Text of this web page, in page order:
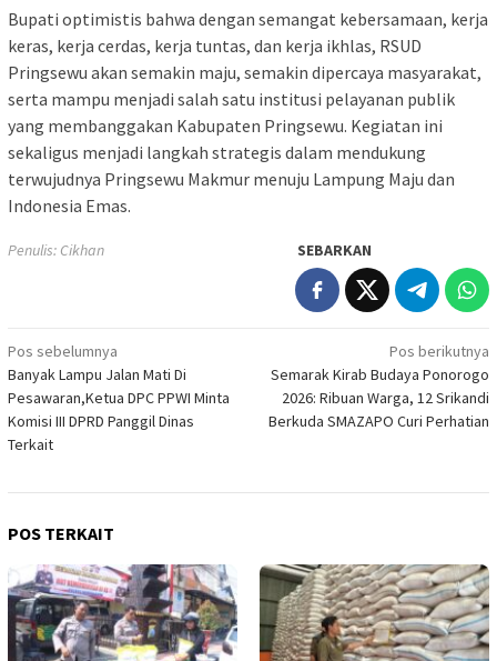
Bupati optimistis bahwa dengan semangat kebersamaan, kerja
keras, kerja cerdas, kerja tuntas, dan kerja ikhlas, RSUD
Pringsewu akan semakin maju, semakin dipercaya masyarakat,
serta mampu menjadi salah satu institusi pelayanan publik
yang membanggakan Kabupaten Pringsewu. Kegiatan ini
sekaligus menjadi langkah strategis dalam mendukung
terwujudnya Pringsewu Makmur menuju Lampung Maju dan
Indonesia Emas.
Penulis: Cikhan SEBARKAN
Navigasi
pos
Pos sebelumnya
Banyak Lampu Jalan Mati Di
Pesawaran,Ketua DPC PPWI Minta
Komisi III DPRD Panggil Dinas
Terkait
Pos berikutnya
Semarak Kirab Budaya Ponorogo
2026: Ribuan Warga, 12 Srikandi
Berkuda SMAZAPO Curi Perhatian
POS TERKAIT